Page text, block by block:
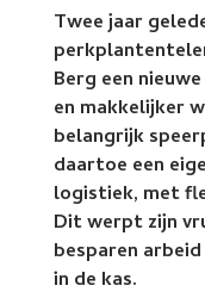
Twee jaar
Berg een
en makkelijker
belangrijk
daartoe een
logistiek, met
Dit werpt zijn
besparen
in de kas.